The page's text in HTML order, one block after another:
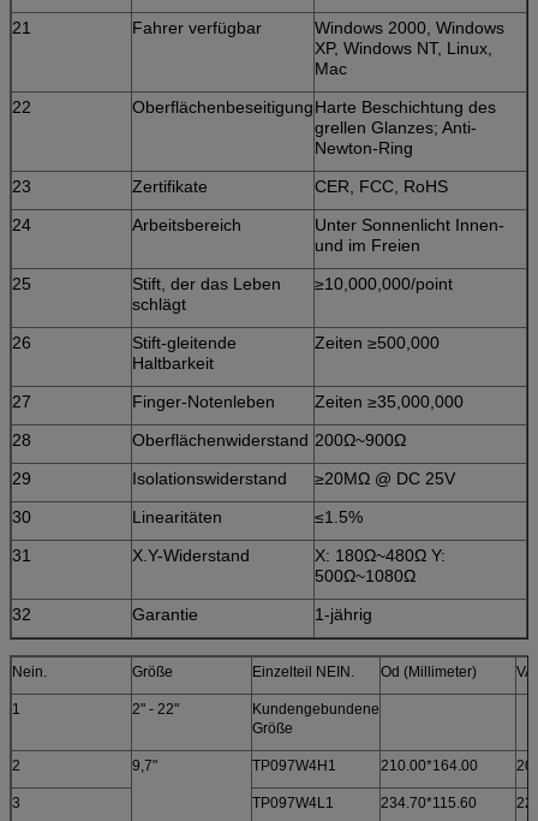
21
Fahrer verfügbar
Windows 2000, Windows
XP, Windows NT, Linux,
Mac
22
OberflächenbeseitigungHarte Beschichtung des
grellen Glanzes; Anti-
Newton-Ring
23
Zertifikate
CER, FCC, RoHS
24
Arbeitsbereich
Unter Sonnenlicht Innen-
und im Freien
25
Stift, der das Leben
schlägt
≥10,000,000/point
26
Stift-gleitende
Haltbarkeit
Zeiten ≥500,000
27 Finger-Notenleben
Zeiten ≥35,000,000
28
Oberflächenwiderstand 200Ω~900Ω
29
Isolationswiderstand
≥20MΩ @ DC 25V
30
Linearitäten
≤1.5%
31
X.Y-Widerstand
X: 180Ω~480Ω Y:
500Ω~1080Ω
32
Garantie 1-jährig
Nein. Größe Einzelteil NEIN. Od (Millimeter)
1 2" - 22"
Kundengebundene
Größe
2 9,7" TP097W4H1 210.00*164.00
3 TP097W4L1 234.70*115.60